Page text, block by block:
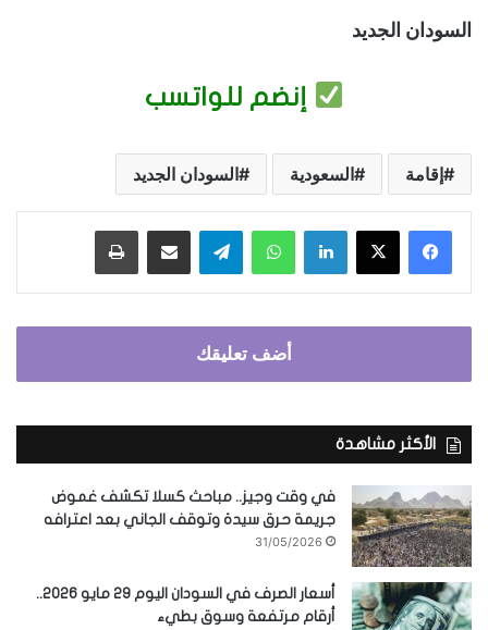
السودان الجديد
إنضم للواتسب
إقامة السعودية السودان الجديد
فيسبوك ‫X لينكدإن واتساب تيلقرام مشاركة عبر البريد طباعة
أضف تعليقك
الأكثر مشاهدة
في وقت وجيز.. مباحث كسلا تكشف غموض
جريمة حرق سيدة وتوقف الجاني بعد اعترافه
31/05/2026
أسعار الصرف في السودان اليوم 29 مايو 2026..
أرقام مرتفعة وسوق بطيء